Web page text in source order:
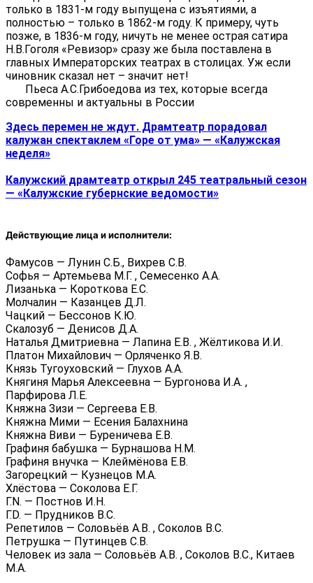
только в 1831-м году выпущена с изъятиями, а
полностью – только в 1862-м году. К примеру, чуть
позже, в 1836-м году, ничуть не менее острая сатира
Н.В.Гоголя «Ревизор» сразу же была поставлена в
главных Императорских театрах в столицах. Уж если
чиновник сказал нет – значит нет!
Пьеса А.С.Грибоедова из тех, которые всегда
современны и актуальны в России
Здесь перемен не ждут. Драмтеатр порадовал
калужан спектаклем «Горе от ума» — «Калужская
неделя»
Калужский драмтеатр открыл 245 театральный сезон
— «Калужские губернские ведомости»
Действующие лица и исполнители:
Фамусов — Лунин С.Б., Вихрев С.В.
Софья — Артемьева М.Г. , Семесенко А.А.
Лизанька — Короткова Е.С.
Молчалин — Казанцев Д.Л.
Чацкий — Бессонов К.Ю.
Скалозуб — Денисов Д.А.
Наталья Дмитриевна — Лапина Е.В. , Жёлтикова И.И.
Платон Михайлович — Орляченко Я.В.
Князь Тугоуховский — Глухов А.А.
Княгиня Марья Алексеевна — Бургонова И.А. ,
Парфирова Л.Е.
Княжна Зизи — Сергеева Е.В.
Княжна Мими — Есения Балахнина
Княжна Виви — Буреничева Е.В.
Графиня бабушка — Бурнашова Н.М.
Графиня внучка — Клеймёнова Е.В.
Загорецкий — Кузнецов М.А.
Хлёстова — Соколова Е.Г.
Г.N. — Постнов И.Н.
Г.D. — Прудников В.С.
Репетилов — Соловьёв А.В. , Соколов В.С.
Петрушка — Путинцев С.В.
Человек из зала — Соловьёв А.В. , Соколов В.С., Китаев
М.А.